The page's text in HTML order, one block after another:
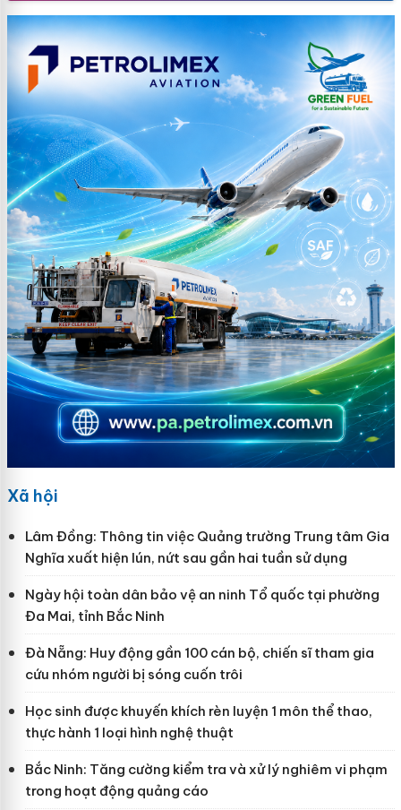
Xã hội
Lâm Đồng: Thông tin việc Quảng trường Trung tâm Gia
Nghĩa xuất hiện lún, nứt sau gần hai tuần sử dụng
Ngày hội toàn dân bảo vệ an ninh Tổ quốc tại phường
Đa Mai, tỉnh Bắc Ninh
Đà Nẵng: Huy động gần 100 cán bộ, chiến sĩ tham gia
cứu nhóm người bị sóng cuốn trôi
Học sinh được khuyến khích rèn luyện 1 môn thể thao,
thực hành 1 loại hình nghệ thuật
Bắc Ninh: Tăng cường kiểm tra và xử lý nghiêm vi phạm
trong hoạt động quảng cáo